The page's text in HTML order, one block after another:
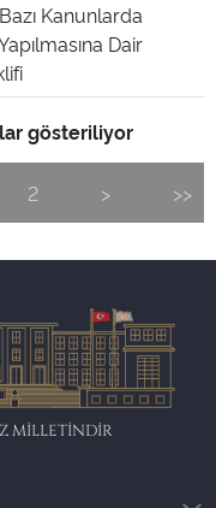
Kanunlarda
Dair
gösteriliyor
2 > >>
MİLLETİNDİR